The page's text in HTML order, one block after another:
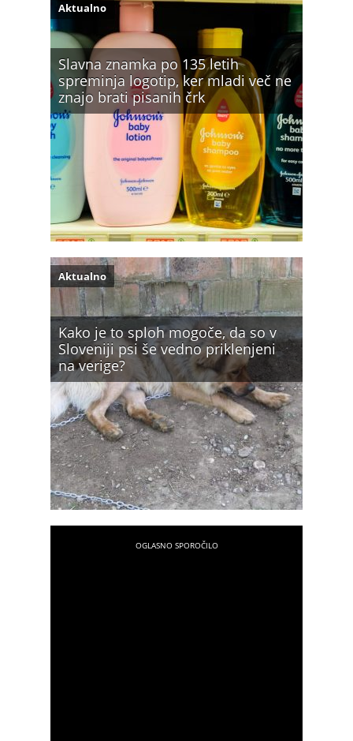
Slavna znamka po 135 letih
spreminja logotip, ker mladi več ne
znajo brati pisanih črk
Aktualno
Kako je to sploh mogoče, da so v
Sloveniji psi še vedno priklenjeni
na verige?
Aktualno